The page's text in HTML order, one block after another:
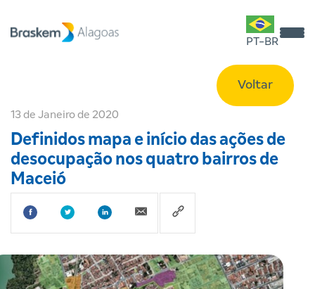
PT-BR
Voltar
13 de Janeiro de 2020
Definidos mapa e início das ações de
desocupação nos quatro bairros de
Maceió